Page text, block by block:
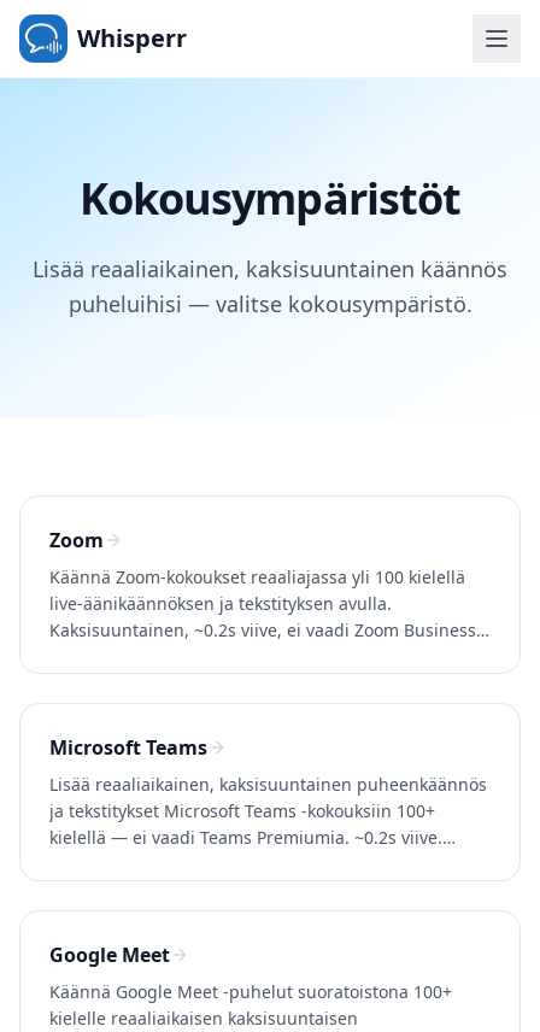
Whisperr
Kokousympäristöt
Lisää reaaliaikainen, kaksisuuntainen käännös
puheluihisi — valitse kokousympäristö.
Zoom
Käännä Zoom-kokoukset reaaliajassa yli 100 kielellä
live-äänikäännöksen ja tekstityksen avulla.
Kaksisuuntainen, ~0.2s viive, ei vaadi Zoom Business -
Microsoft Teams
Lisää reaaliaikainen, kaksisuuntainen puheenkäännös
ja tekstitykset Microsoft Teams -kokouksiin 100+
kielellä — ei vaadi Teams Premiumia. ~0.2s viive.
Google Meet
Käännä Google Meet -puhelut suoratoistona 100+
kielelle reaaliaikaisen kaksisuuntaisen